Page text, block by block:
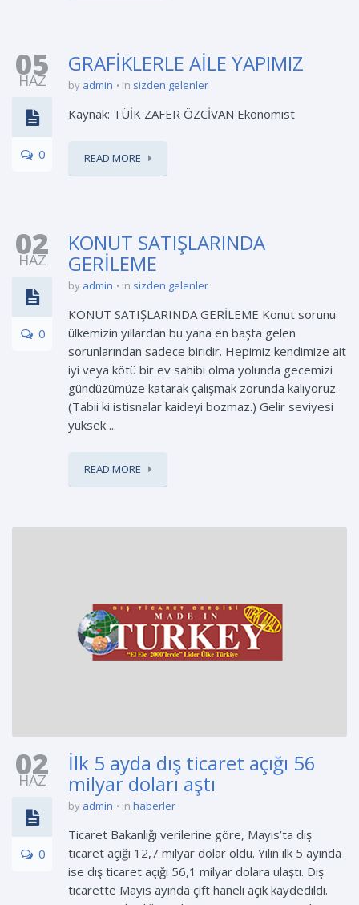
05
HAZ
0
GRAFİKLERLE AİLE YAPIMIZ
by admin in sizden gelenler
Kaynak: TÜİK ZAFER ÖZCİVAN Ekonomist
READ MORE
02
HAZ
0
KONUT SATIŞLARINDA
GERİLEME
by admin in sizden gelenler
KONUT SATIŞLARINDA GERİLEME Konut sorunu
ülkemizin yıllardan bu yana en başta gelen
sorunlarından sadece biridir. Hepimiz kendimize ait
iyi veya kötü bir ev sahibi olma yolunda gecemizi
gündüzümüze katarak çalışmak zorunda kalıyoruz.
(Tabii ki istisnalar kaideyi bozmaz.) Gelir seviyesi
yüksek ...
READ MORE
02
HAZ
0
İlk 5 ayda dış ticaret açığı 56
milyar doları aştı
by admin in haberler
Ticaret Bakanlığı verilerine göre, Mayıs’ta dış
ticaret açığı 12,7 milyar dolar oldu. Yılın ilk 5 ayında
ise dış ticaret açığı 56,1 milyar dolara ulaştı. Dış
ticarette Mayıs ayında çift haneli açık kaydedildi.